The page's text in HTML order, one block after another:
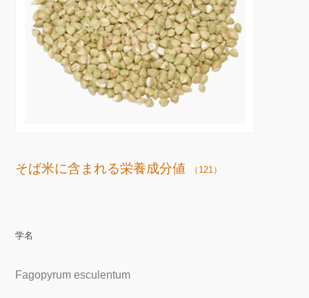
そば米に含まれる栄養成分値 （121）
学名
Fagopyrum esculentum